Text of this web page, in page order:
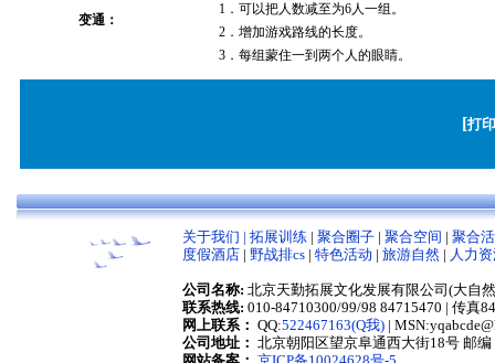
变通：
1．可以把人数减至为6人一组。
2．增加游戏路线的长度。
3．每组蒙住一到两个人的眼睛。
[打印
关于我们 | 拓展训练| 聚合圈子| 聚合空间 | 聚合
度假酒店| 野战排cs| 特色活动 | 旅游自然| 人力
公司名称: 北京天勤拓展文化发展有限公司(大自
联系热线: 010-84710300/99/98 84715470 | 传真
网上联系： QQ:522467163(Q我)|
公司地址： 北京朝阳区望京阜通西大街18号 邮编